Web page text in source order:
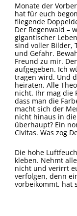
Monate der
hat für euch
fliegende
Der Regenwald –
gigantischer
sind voller Bilder,
und Gefahr.
Freund zu mir.
aufgegeben. Ich
tragen wird. Und
heiraten. Alle
nicht. Ihr mag die
dass man die
macht sich der
nicht hinaus in
überhaupt? Ein
Civitas. Was zog
Die hohe
kleben. Nehmt
nicht und verirrt
verfolgen, denn
vorbeikommt, hat